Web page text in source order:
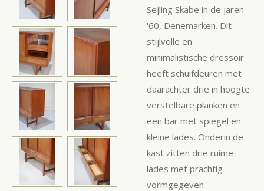
Sejling Skabe in de jaren
'60, Denemarken. Dit
stijlvolle en
minimalistische dressoir
heeft schuifdeuren met
daarachter drie in hoogte
verstelbare planken en
een bar met spiegel en
kleine lades. Onderin de
kast zitten drie ruime
lades met prachtig
vormgegeven